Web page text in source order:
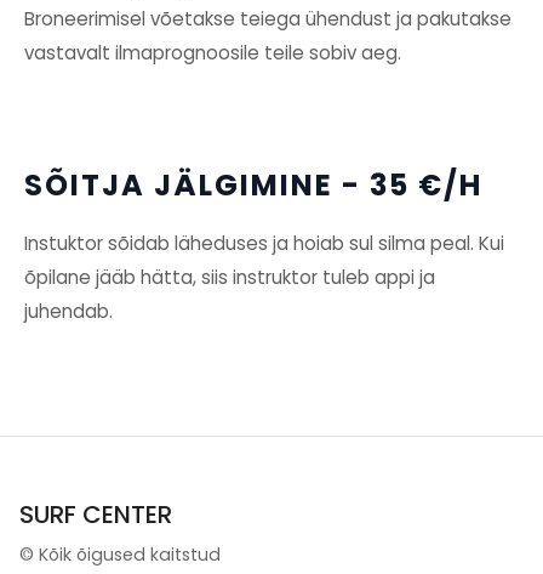
Broneerimisel võetakse teiega ühendust ja pakutakse
vastavalt ilmaprognoosile teile sobiv aeg.
SÕITJA JÄLGIMINE - 35 €/H
Instuktor sõidab läheduses ja hoiab sul silma peal. Kui
õpilane jääb hätta, siis instruktor tuleb appi ja
juhendab.
SURF CENTER
© Kõik õigused kaitstud